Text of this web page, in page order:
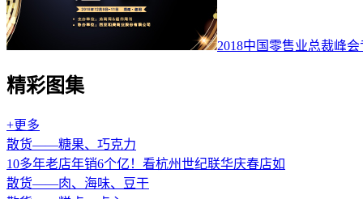
2018中国零售业总裁峰
精彩图集
+更多
散货——糖果、巧克力
10多年老店年销6个亿！看杭州世纪联华庆春店如
散货——肉、海味、豆干